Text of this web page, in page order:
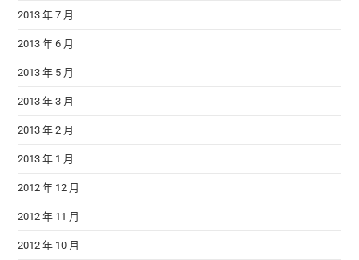
2013 年 7 月
2013 年 6 月
2013 年 5 月
2013 年 3 月
2013 年 2 月
2013 年 1 月
2012 年 12 月
2012 年 11 月
2012 年 10 月